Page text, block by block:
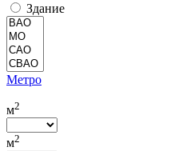
Здание
Метро
м2
м2